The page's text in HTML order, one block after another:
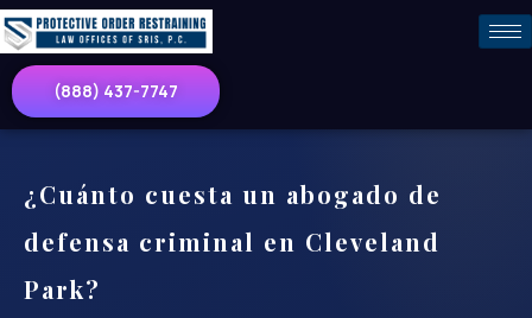
(888) 437-7747
¿Cuánto cuesta un abogado de
defensa criminal en Cleveland
Park?